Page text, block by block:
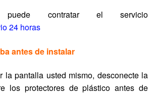
puede contratar el servicio
24 horas
antes de instalar
la pantalla usted mismo, desconecte la
los protectores de plástico antes de